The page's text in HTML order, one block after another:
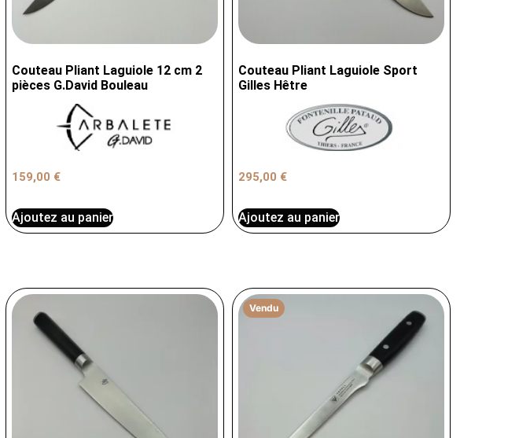
Couteau Pliant Laguiole 12 cm 2
pièces G.David Bouleau
159,00 €
Ajoutez au panier
Couteau Pliant Laguiole Sport
Gilles Hêtre
295,00 €
Ajoutez au panier
Vendu